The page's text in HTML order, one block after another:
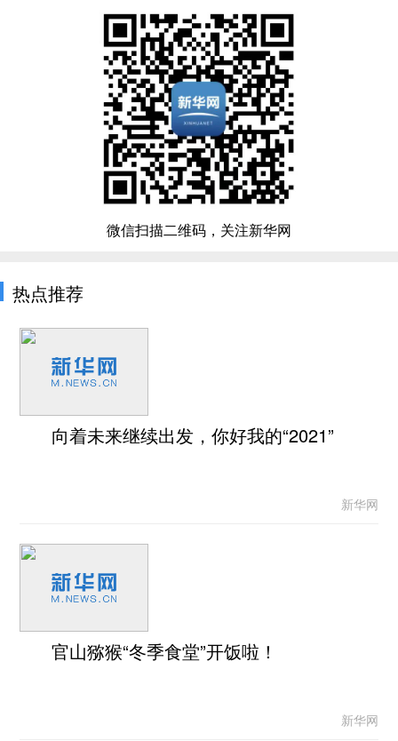
微信扫描二维码，关注新华网
热点推荐
向着未来继续出发，你好我的“2021”
新华网
官山猕猴“冬季食堂”开饭啦！
新华网